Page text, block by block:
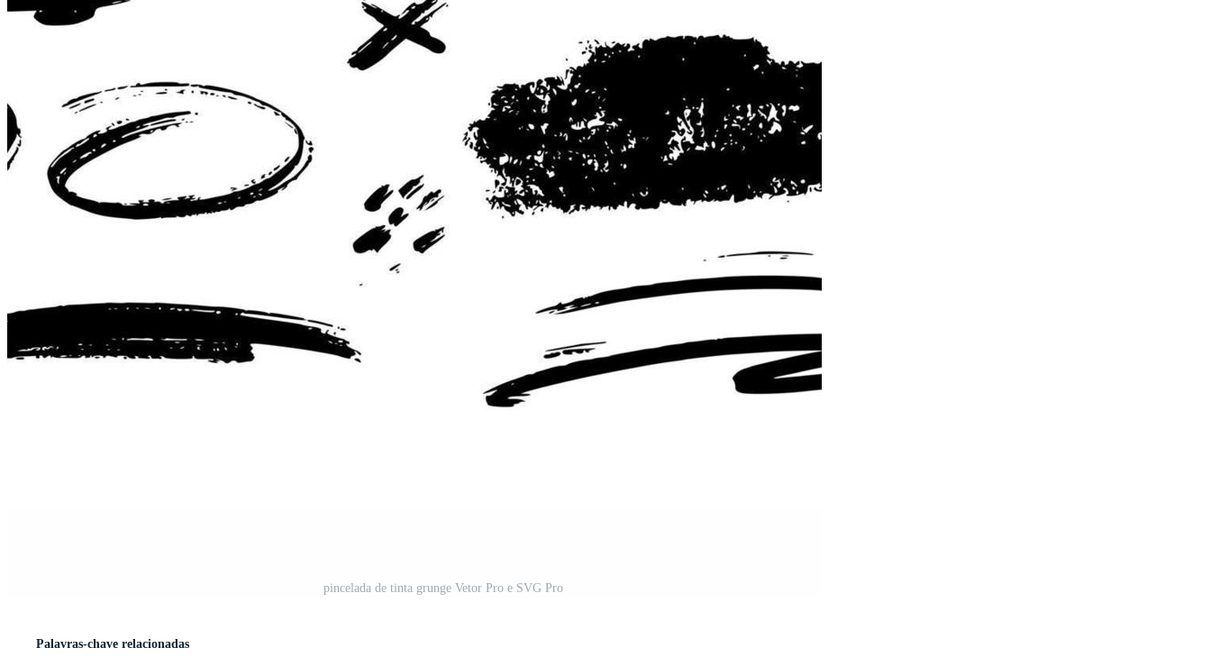
pincelada de tinta grunge Vetor Pro e SVG Pro
Palavras-chave relacionadas